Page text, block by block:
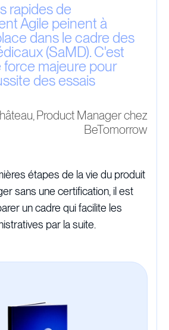
rapides de
Agile peinent à
dans le cadre des
(SaMD). C'est
majeure pour
des essais
Product Manager chez
BeTomorrow
étapes de la vie du produit
sans une certification, il est
un cadre qui facilite les
par la suite.